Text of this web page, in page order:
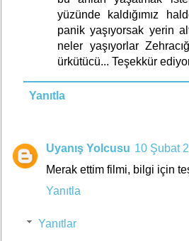
yüzünde kaldığımız
panik yaşıyorsak yerin
neler yaşıyorlar
ürkütücü... Teşekkür
Yanıtla
Uyanış Yolcusu 10 Şubat
Merak ettim filmi, bilgi için
Yanıtla
Yanıtlar